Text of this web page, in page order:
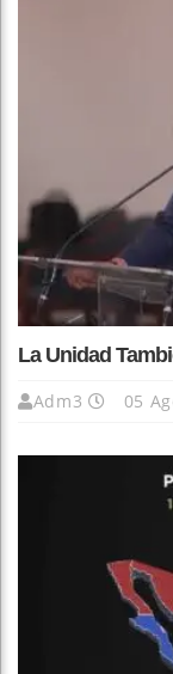
La Unidad
Adm3 05